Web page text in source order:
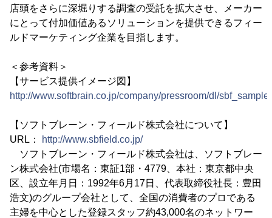
店頭をさらに深堀りする調査の受託を拡大させ、メーカー
にとって付加価値あるソリューションを提供できるフィー
ルドマーケティング企業を目指します。
＜参考資料＞
【サービス提供イメージ図】
http://www.softbrain.co.jp/company/pressroom/dl/
【ソフトブレーン・フィールド株式会社について】
URL：
http://www.sbfield.co.jp/
ソフトブレーン・フィールド株式会社は、ソフトブレー
ン株式会社(市場名：東証1部・4779、本社：東京都中央
区、設立年月日：1992年6月17日、代表取締役社長：豊田
浩文)のグループ会社として、全国の消費者のプロである
主婦を中心とした登録スタッフ約43,000名のネットワー